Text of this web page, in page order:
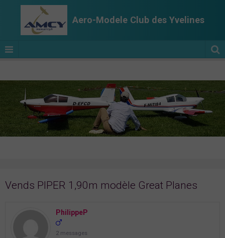
Aero-Modele Club des Yvelines
Vends PIPER 1,90m modèle Great Planes
PhilippeP
2 messages